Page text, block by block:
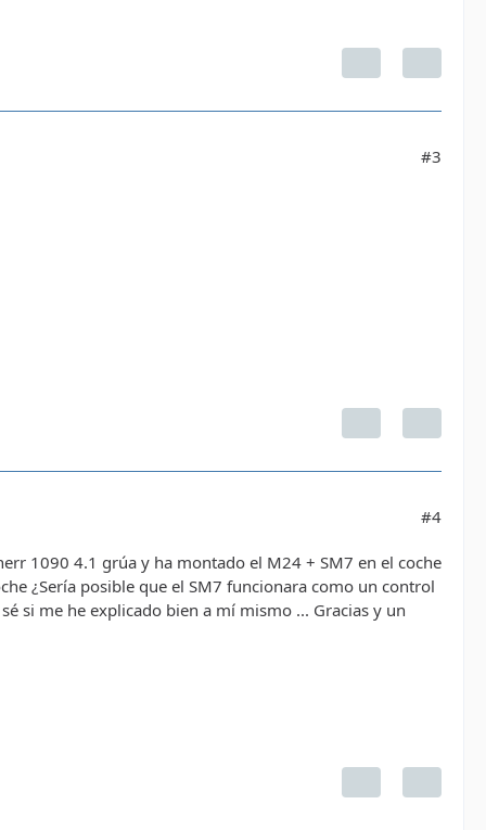
#3
#4
1090 4.1 grúa y ha montado el M24 + SM7 en el coche
¿Sería posible que el SM7 funcionara como un control
si me he explicado bien a mí mismo ... Gracias y un